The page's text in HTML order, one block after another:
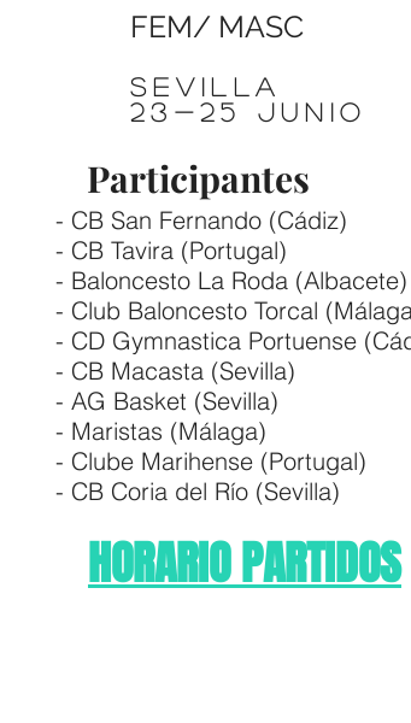
FEM/ MASC
Sevilla
23-25 junio
- CB San Fernando (Cádiz)
- CB Tavira (Portugal)
- Baloncesto La Roda (Albacete)
- Club Baloncesto Torcal
- CD Gymnastica Portuense
- CB Macasta (Sevilla)
- AG Basket (Sevilla)
- Maristas (Málaga)
- Clube Marihense (Portugal)
- CB Coria del Río (Sevilla)
Participantes
HORARIO PARTIDOS